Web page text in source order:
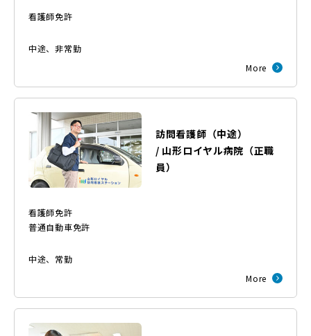
看護師免許
中途、非常勤
More
訪問看護師（中途）
/ 山形ロイヤル病院 （正職
員）
看護師免許
普通自動車免許
中途、 常勤
More